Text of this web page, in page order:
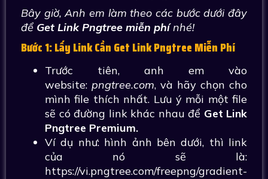
Bây giờ, Anh em làm theo các bước dưới đây
để Get Link Pngtree miễn phínhé!
Bước 1: Lấy Link Cần Get Link Pngtree Miễn Phí
Trước tiên, anh em vào
website: pngtree.com, và hãy chọn cho
mình file thích nhất. Lưu ý mỗi một file
sẽ có đường link khác nhau để Get Link
Pngtree Premium.
Ví dụ như: hình ảnh bên dưới, thì link
của nó sẽ là:
https://vi.pngtree.com/freepng/gradient-